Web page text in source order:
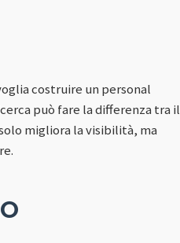
costruire un personal
può fare la differenza tra il
migliora la visibilità, ma